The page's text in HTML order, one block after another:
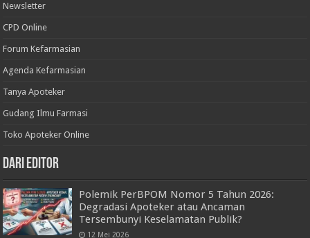
Newsletter
CPD Online
Forum Kefarmasian
Agenda Kefarmasian
Tanya Apoteker
Gudang Ilmu Farmasi
Toko Apoteker Online
Dari Editor
Polemik PerBPOM Nomor 5 Tahun 2026:
Degradasi Apoteker atau Ancaman
Tersembunyi Keselamatan Publik?
12 Mei 2026